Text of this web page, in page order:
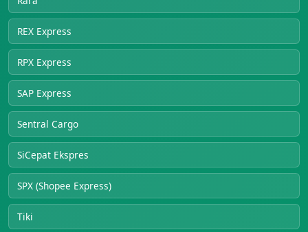
REX Express
RPX Express
SAP Express
Sentral Cargo
SiCepat Ekspres
SPX (Shopee Express)
Tiki